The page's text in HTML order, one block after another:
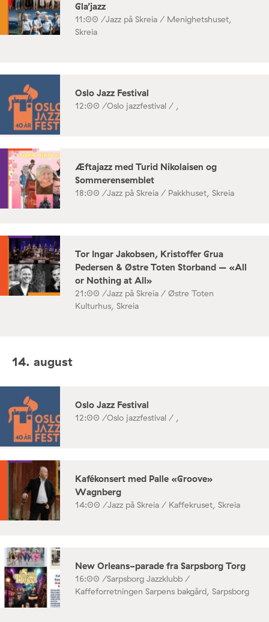
Gla’jazz
11:00 /Jazz på Skreia / Menighetshuset,
Skreia
Oslo Jazz Festival
12:00 /Oslo jazzfestival / ,
Æftajazz med Turid Nikolaisen og
Sommerensemblet
18:00 /Jazz på Skreia / Pakkhuset, Skreia
Tor Ingar Jakobsen, Kristoffer Grua
Pedersen & Østre Toten Storband – «All
or Nothing at All»
21:00 /Jazz på Skreia / Østre Toten
Kulturhus, Skreia
14. august
Oslo Jazz Festival
12:00 /Oslo jazzfestival / ,
Kafékonsert med Palle «Groove»
Wagnberg
14:00 /Jazz på Skreia / Kaffekruset, Skreia
New Orleans-parade fra Sarpsborg Torg
16:00 /Sarpsborg Jazzklubb /
Kaffeforretningen Sarpens bakgård, Sarpsborg